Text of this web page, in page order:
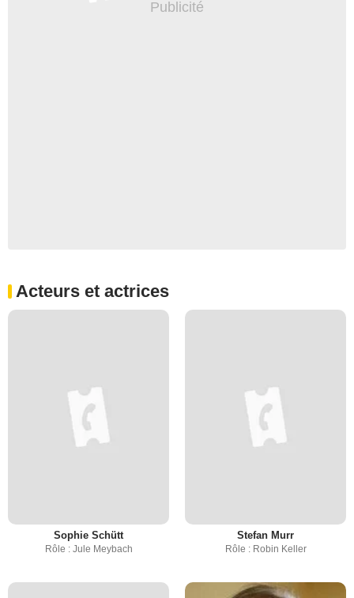
Acteurs et actrices
Sophie Schütt
Rôle : Jule Meybach
Stefan Murr
Rôle : Robin Keller